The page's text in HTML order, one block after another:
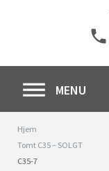
phone
MENU
Hjem
Tomt C35 – SOLGT
C35-7